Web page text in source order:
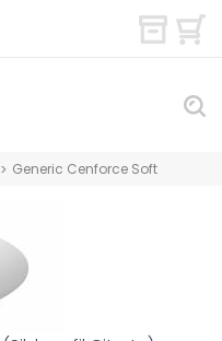
> Generic Cenforce Soft